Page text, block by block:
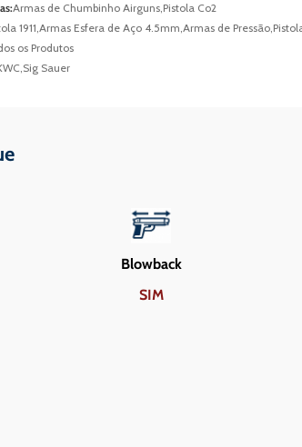
Armas de Chumbinho Airguns,Pistola Co2
1911,Armas Esfera de Aço 4.5mm,Armas de Pressão,
os Produtos
,Sig Sauer
Blowback
SIM